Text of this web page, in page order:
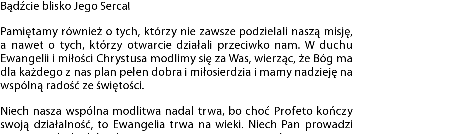
Bądźcie blisko Jego Serca!
Pamiętamy również o tych, którzy nie zawsze podzielali naszą misję,
a nawet o tych, którzy otwarcie działali przeciwko nam. W duchu
Ewangelii i miłości Chrystusa modlimy się za Was, wierząc, że Bóg ma
dla każdego z nas plan pełen dobra i miłosierdzia i mamy nadzieję na
wspólną radość ze świętości.
Niech nasza wspólna modlitwa nadal trwa, bo choć Profeto kończy
swoją działalność, to Ewangelia trwa na wieki. Niech Pan prowadzi